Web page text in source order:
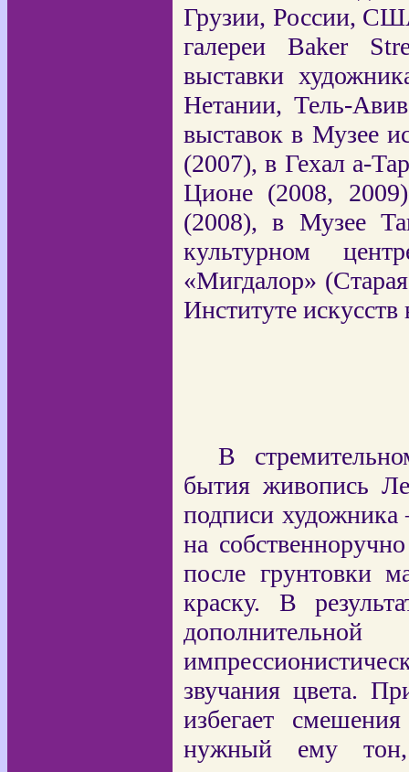
Грузии, России,
галереи Baker
выставки
Нетании, Тель-
выставок в Музее
(2007), в Гехал а-
Ционе (2008,
(2008), в Музее
культурном
«Мигдалор»
Институте
В
бытия живопись
подписи художника
на
после грунтовки
краску. В
звучания цвета.
избегает
нужный ему